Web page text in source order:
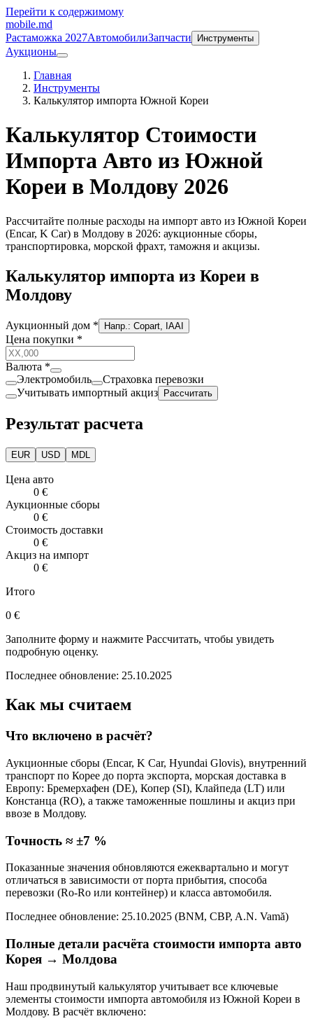
Перейти к содержимому
mobile.md
Растаможка 2027АвтомобилиЗапчасти Инструменты
Аукционы
Главная
Инструменты
Калькулятор импорта Южной Кореи
Калькулятор Стоимости
Импорта Авто из Южной
Кореи в Молдову 2026
Рассчитайте полные расходы на импорт авто из Южной Кореи
(Encar, K Car) в Молдову в 2026: аукционные сборы,
транспортировка, морской фрахт, таможня и акцизы.
Калькулятор импорта из Кореи в
Молдову
Аукционный дом * Напр.: Copart, IAAI
Цена покупки *
Валюта *
Электромобиль
Страховка перевозки
Учитывать импортный акциз Рассчитать
Результат расчета
EUR USD MDL
Цена авто
0 €
Аукционные сборы
0 €
Стоимость доставки
0 €
Акциз на импорт
0 €
Итого
0 €
Заполните форму и нажмите Рассчитать, чтобы увидеть
подробную оценку.
Последнее обновление: 25.10.2025
Как мы считаем
Что включено в расчёт?
Аукционные сборы (Encar, K Car, Hyundai Glovis), внутренний
транспорт по Корее до порта экспорта, морская доставка в
Европу: Бремерхафен (DE), Копер (SI), Клайпеда (LT) или
Констанца (RO), а также таможенные пошлины и акциз при
ввозе в Молдову.
Точность ≈ ±7 %
Показанные значения обновляются ежеквартально и могут
отличаться в зависимости от порта прибытия, способа
перевозки (Ro-Ro или контейнер) и класса автомобиля.
Последнее обновление: 25.10.2025 (BNM, CBP, A.N. Vamă)
Полные детали расчёта стоимости импорта авто
Корея → Молдова
Наш продвинутый калькулятор учитывает все ключевые
элементы стоимости импорта автомобиля из Южной Кореи в
Молдову. В расчёт включено: